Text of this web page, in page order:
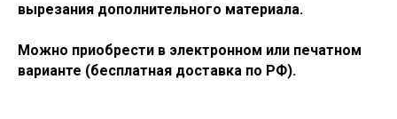
вырезания дополнительного материала.
Можно приобрести в электронном или печатном
варианте (бесплатная доставка по РФ).